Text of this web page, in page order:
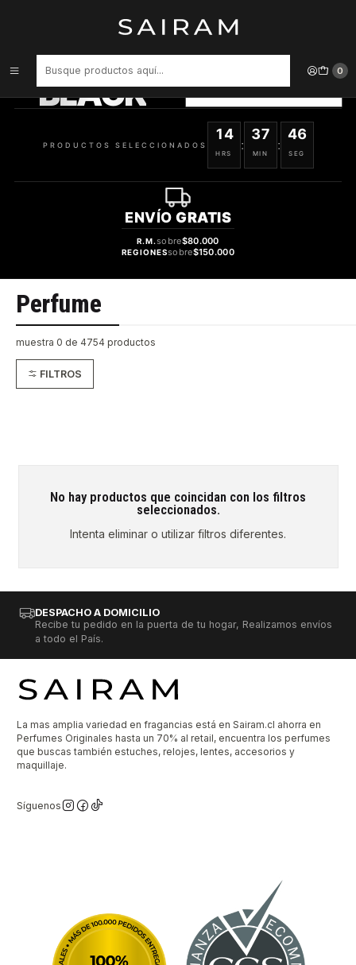
0
BLACK VER OFERTAS
PRODUCTOS SELECCIONADOS
14
HRS
:
37
MIN
:
46
SEG
ENVÍO GRATIS
R.M.sobre$80.000
REGIONESsobre$150.000
Perfume
muestra 0 de 4754 productos
FILTROS
No hay productos que coincidan con los filtros
seleccionados.
Intenta eliminar o utilizar filtros diferentes.
DESPACHO A DOMICILIO
Recibe tu pedido en la puerta de tu hogar, Realizamos envíos
a todo el País.
La mas amplia variedad en fragancias está en Sairam.cl ahorra en
Perfumes Originales hasta un 70% al retail, encuentra los perfumes
que buscas también estuches, relojes, lentes, accesorios y
maquillaje.
Síguenos